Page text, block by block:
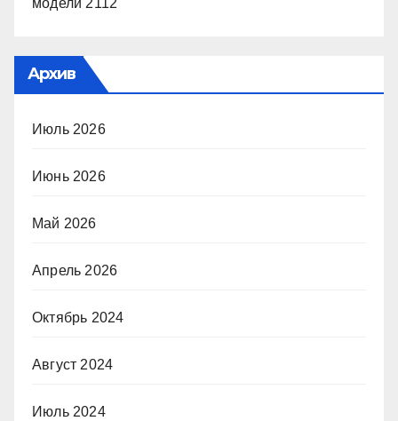
модели 2112
Архив
Июль 2026
Июнь 2026
Май 2026
Апрель 2026
Октябрь 2024
Август 2024
Июль 2024